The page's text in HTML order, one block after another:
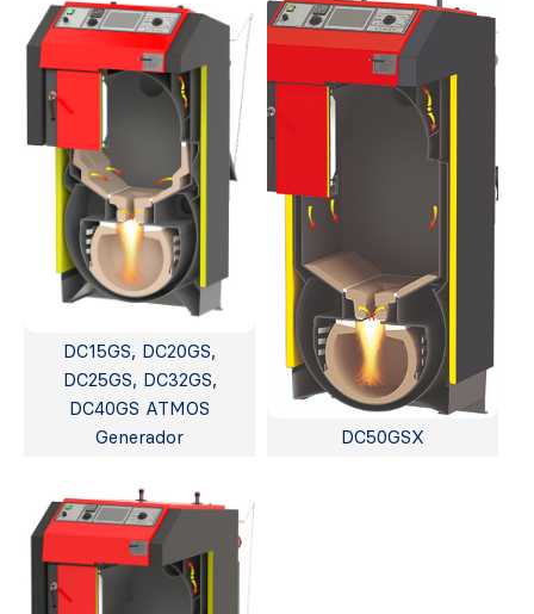
DC15GS, DC20GS,
DC25GS, DC32GS,
DC40GS ATMOS
Generador
DC50GSX